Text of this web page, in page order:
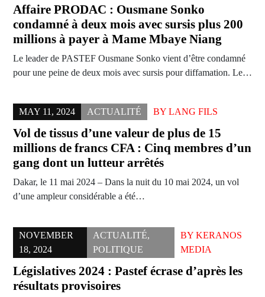
Affaire PRODAC : Ousmane Sonko
condamné à deux mois avec sursis plus 200
millions à payer à Mame Mbaye Niang
Le leader de PASTEF Ousmane Sonko vient d’être condamné
pour une peine de deux mois avec sursis pour diffamation. Le…
MAY 11, 2024 ACTUALITÉ BY LANG FILS
Vol de tissus d’une valeur de plus de 15
millions de francs CFA : Cinq membres d’un
gang dont un lutteur arrêtés
Dakar, le 11 mai 2024 – Dans la nuit du 10 mai 2024, un vol
d’une ampleur considérable a été…
NOVEMBER
18, 2024
ACTUALITÉ,
POLITIQUE
BY KERANOS
MEDIA
Législatives 2024 : Pastef écrase d’après les
résultats provisoires